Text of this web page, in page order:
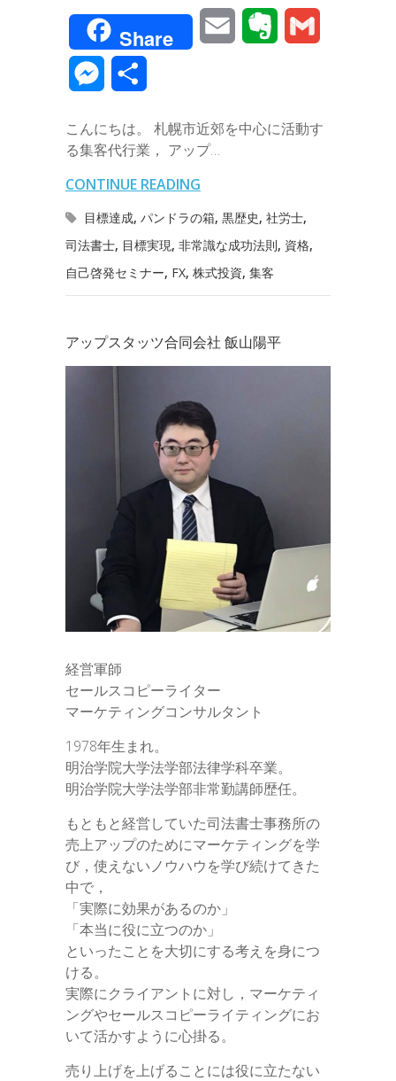
a
c
e
b
o
o
k
w
i
e
r
i
n
i
n
n
a
t
o
c
e
Share
i
r
i
s
s
e
n
こんにちは。 札幌市近郊を中心に活動す
る集客代行業， アップ…
CONTINUE READING
目標達成, パンドラの箱, 黒歴史, 社労士,
司法書士, 目標実現, 非常識な成功法則, 資格,
自己啓発セミナー, FX, 株式投資, 集客
アップスタッツ合同会社 飯山陽平
経営軍師
セールスコピーライター
マーケティングコンサルタント
1978年生まれ。
明治学院大学法学部法律学科卒業。
明治学院大学法学部非常勤講師歴任。
もともと経営していた司法書士事務所の
売上アップのためにマーケティングを学
び，使えないノウハウを学び続けてきた
中で，
「実際に効果があるのか」
「本当に役に立つのか」
といったことを大切にする考えを身につ
ける。
実際にクライアントに対し，マーケティ
ングやセールスコピーライティングにお
いて活かすように心掛る。
売り上げを上げることには役に立たない